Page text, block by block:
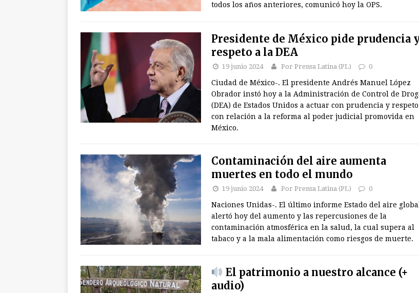
todos los años anteriores, comunicó hoy la OPS.
Presidente de México pide prudencia
respeto a la DEA
19 junio 2024 Por Prensa Latina (PL) 0
Ciudad de México-. El presidente Andrés Manuel López
Obrador instó hoy a la Administración de Control de
(DEA) de Estados Unidos a actuar con prudencia y respeto
con relación a la reforma al poder judicial promovida en
México.
Contaminación del aire aumenta
muertes en todo el mundo
19 junio 2024 Por Prensa Latina (PL) 0
Naciones Unidas-. El último informe Estado del aire global
alertó hoy del aumento y las repercusiones de la
contaminación atmosférica en la salud, la cual supera al
tabaco y a la mala alimentación como riesgos de muerte.
El patrimonio a nuestro alcance (+
audio)